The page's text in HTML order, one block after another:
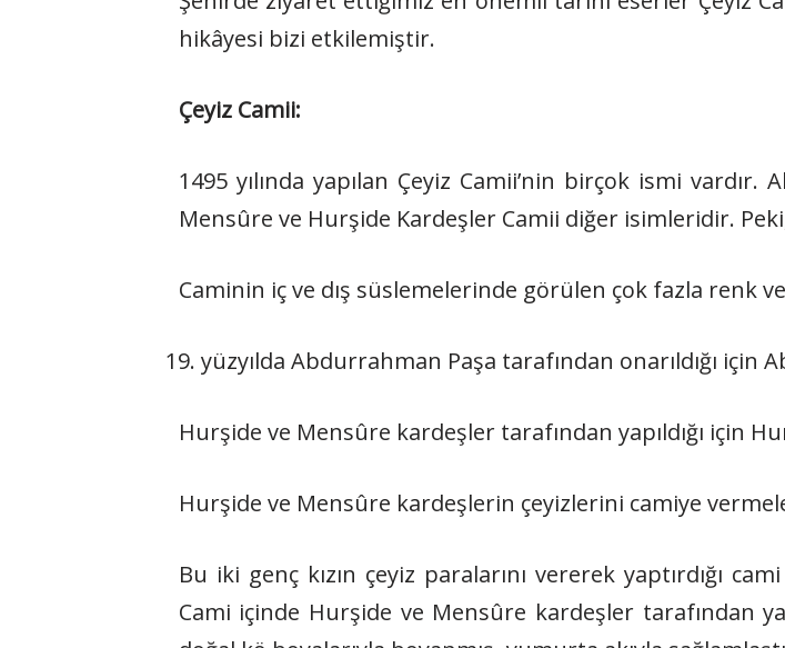
hikâyesi bizi etkilemiştir.
Çeyiz Camii:
1495 yılında yapılan Çeyiz Camii’nin birçok ismi
Mensûre ve Hurşide Kardeşler Camii diğer isimleridir.
Caminin iç ve dış süslemelerinde görülen çok fazla renk
yüzyılda Abdurrahman Paşa tarafından onarıldığı için
Hurşide ve Mensûre kardeşler tarafından yapıldığı için
Hurşide ve Mensûre kardeşlerin çeyizlerini camiye
Bu iki genç kızın çeyiz paralarını vererek yaptırdığı
Cami içinde Hurşide ve Mensûre kardeşler tarafından